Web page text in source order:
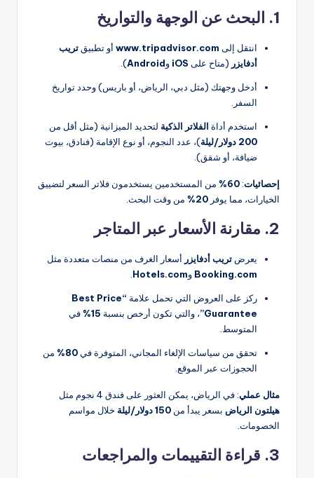
1. البحث عن الوجهة والتواريخ
انتقل إلى www.tripadvisor.com أو تطبيق تريب
أدفايزر (متاح على iOS وAndroid
).
أدخل وجهتك (مثل دبي، الرياض، أو باريس) وحدد تواريخ
السفر.
استخدم أداة الفلاتر الذكية لتحديد الميزانية (مثل أقل من
200 دولار/ليلة
)، عدد النجوم، أو نوع الإقامة (فنادق، بيوت
ضيافة، أو شقق).
إحصائيات:
60%
من المستخدمين يستخدمون فلاتر السعر لتضييق
الخيارات، مما يوفر 20% من وقت البحث.
2. مقارنة الأسعار عبر المتاجر
يعرض تريب أدفايزر أسعار الغرف من منصات متعددة مثل
Booking.com وHotels.com
ركز على العروض التي تحمل علامة
“Best Price
Guarantee” ، والتي تكون أرخص بنسبة 15%
في
المتوسط.
تحقق من سياسات الإلغاء المجاني، المتوفرة في 80%
من
الحجوزات عبر الموقع.
مثال عملي: في الرياض، يمكن العثور على فندق 4 نجوم مثل
هيلتون الرياض بسعر يبدأ من 150 دولار/ليلة
خلال مواسم
الخصومات.
3. قراءة التقييمات والمراجعات